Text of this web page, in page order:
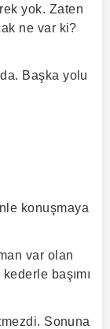
yok. Zaten
ne var ki?
Başka yolu
konuşmaya
var olan
başımı
Sonuna